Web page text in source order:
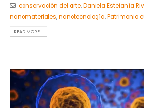
conservación del arte,Daniela Estefanía
nanomateriales,nanotecnología,Patrimonio
READ MORE...